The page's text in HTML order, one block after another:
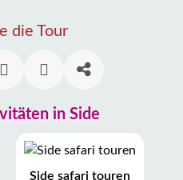
die Tour
in Side
Side safari touren